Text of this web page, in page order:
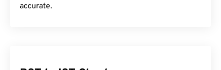
accurate.